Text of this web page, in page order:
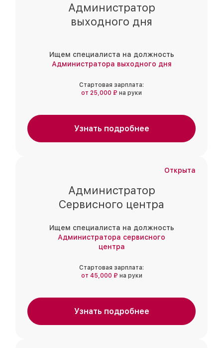
Администратор
выходного дня
Ищем специалиста на должность
Администратора выходного дня
Стартовая зарплата:
от 25,000 ₽ на руки
Узнать подробнее
Открыта
Администратор
Сервисного центра
Ищем специалиста на должность
Администратора сервисного
центра
Стартовая зарплата:
от 45,000 ₽ на руки
Узнать подробнее